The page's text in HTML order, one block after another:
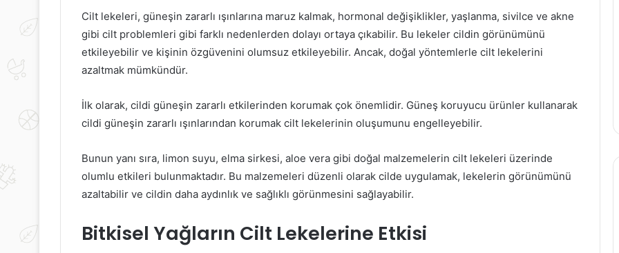
Cilt lekeleri, güneşin zararlı ışınlarına maruz kalmak, hormonal değişiklikler, yaşlanma, sivilce ve akne
gibi cilt problemleri gibi farklı nedenlerden dolayı ortaya çıkabilir. Bu lekeler cildin görünümünü
etkileyebilir ve kişinin özgüvenini olumsuz etkileyebilir. Ancak, doğal yöntemlerle cilt lekelerini
azaltmak mümkündür.
İlk olarak, cildi güneşin zararlı etkilerinden korumak çok önemlidir. Güneş koruyucu ürünler kullanarak
cildi güneşin zararlı ışınlarından korumak cilt lekelerinin oluşumunu engelleyebilir.
Bunun yanı sıra, limon suyu, elma sirkesi, aloe vera gibi doğal malzemelerin cilt lekeleri üzerinde
olumlu etkileri bulunmaktadır. Bu malzemeleri düzenli olarak cilde uygulamak, lekelerin görünümünü
azaltabilir ve cildin daha aydınlık ve sağlıklı görünmesini sağlayabilir.
Bitkisel Yağların Cilt Lekelerine Etkisi
Bir
Yağlanması